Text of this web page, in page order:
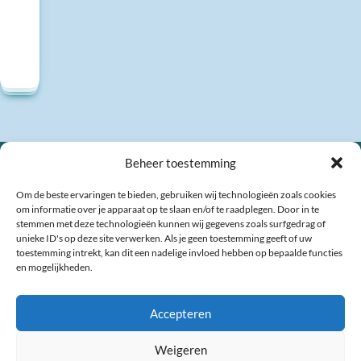
Beheer toestemming
Om de beste ervaringen te bieden, gebruiken wij technologieën zoals cookies
om informatie over je apparaat op te slaan en/of te raadplegen. Door in te
stemmen met deze technologieën kunnen wij gegevens zoals surfgedrag of
unieke ID's op deze site verwerken. Als je geen toestemming geeft of uw
toestemming intrekt, kan dit een nadelige invloed hebben op bepaalde functies
en mogelijkheden.
Accepteren
Weigeren
Veel gestelde vragen